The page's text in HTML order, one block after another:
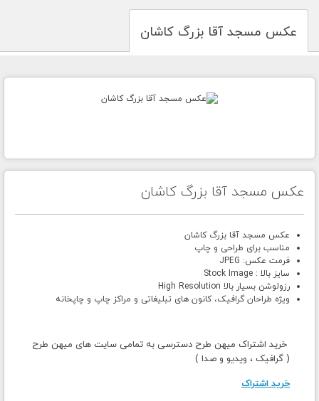
عکس مسجد آقا بزرگ کاشان
عکس مسجد آقا بزرگ کاشان
عکس مسجد آقا بزرگ کاشان
مناسب برای طراحی و چاپ
فرمت عکس: JPEG
سایز بالا : Stock Image
رزولوشن بسیار بالا High Resolution
ویژه طراحان گرافیک، کانون های تبلیغاتی و مراکز چاپ و چاپخانه
خرید اشتراک میهن طرح دسترسی به تمامی سایت های میهن طرح
( گرافیک ، ویدیو و صدا )
خرید اشتراک